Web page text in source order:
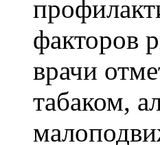
факторов
врачи
табаком,